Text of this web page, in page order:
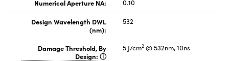
Numerical Aperture NA:
0.10
Design Wavelength DWL
(nm):
532
Damage Threshold, By
Design:
5 J/cm2 @ 532nm, 10ns